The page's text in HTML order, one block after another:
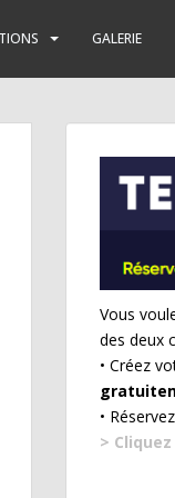
GALERIE
Vous
des deux
• Créez
•
>